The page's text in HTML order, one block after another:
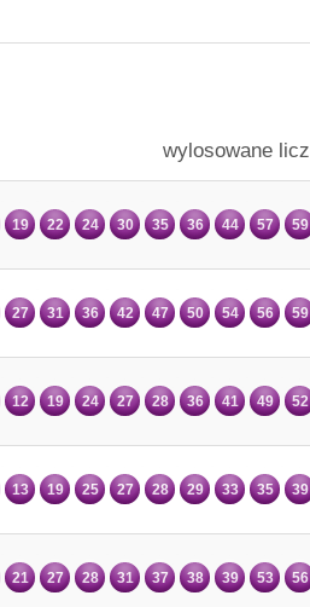
wylosowane
19 22 24 30 35 36 44 57 59
27 31 36 42 47 50 54 56 59
12 19 24 27 28 36 41 49 52
13 19 25 27 28 29 33 35 39
21 27 28 31 37 38 39 53 56